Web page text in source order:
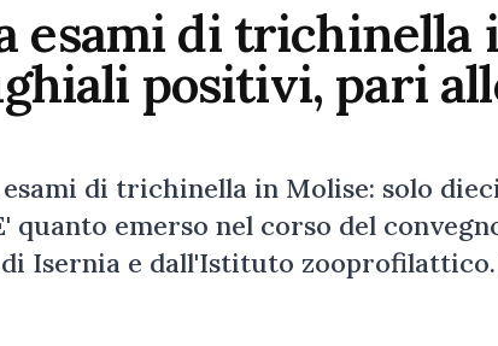
esami di trichinella
positivi, pari
di trichinella in Molise: solo
quanto emerso nel corso del
Isernia e dall'Istituto zooprofilattico.